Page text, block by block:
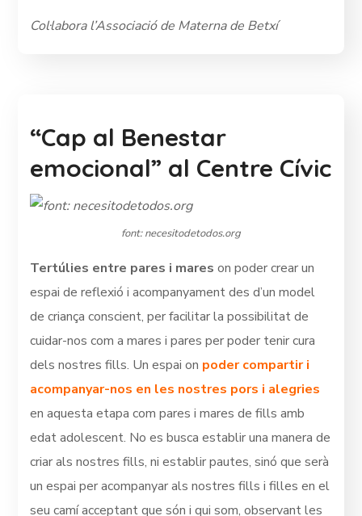
Col·labora l’Associació de Materna de Betxí
“Cap al Benestar
emocional” al Centre Cívic
font: necesitodetodos.org
Tertúlies entre pares i mares on poder crear un
espai de reflexió i acompanyament des d’un model
de criança conscient, per facilitar la possibilitat de
cuidar-nos com a mares i pares per poder tenir cura
dels nostres fills. Un espai on poder compartir i
acompanyar-nos en les nostres pors i alegries
en aquesta etapa com pares i mares de fills amb
edat adolescent. No es busca establir una manera de
criar als nostres fills, ni establir pautes, sinó que serà
un espai per acompanyar als nostres fills i filles en el
seu camí acceptant que són i qui som, observant les